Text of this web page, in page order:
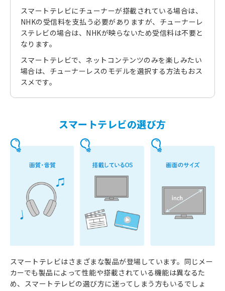
スマートテレビにチューナーが搭載されている場合は、
NHKの受信料を支払う必要がありますが、チューナーレ
ステレビの場合は、NHKが映らないため受信料は不要と
なります。
スマートテレビで、ネットコンテンツのみを楽しみたい
場合は、チューナーレスのモデルを選択する方法もおス
スメです。
スマートテレビの選び方
スマートテレビはさまざまな製品が登場しています。同じメー
カーでも製品によって性能や搭載されている機能は異なるた
め、スマートテレビの選び方に迷ってしまう方もいるでしょ